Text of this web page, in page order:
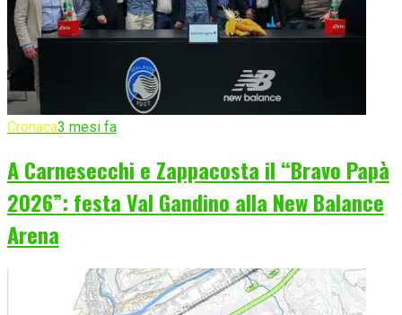
Cronaca3 mesi fa
A Carnesecchi e Zappacosta il “Bravo Papà
2026”: festa Val Gandino alla New Balance
Arena